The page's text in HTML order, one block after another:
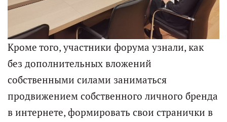
Кроме того, участники форума узнали, как
без дополнительных вложений
собственными силами заниматься
продвижением собственного личного бренда
в интернете, формировать свои странички в